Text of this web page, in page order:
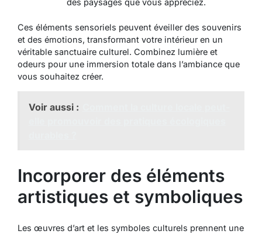
des paysages que vous appréciez.
Ces éléments sensoriels peuvent éveiller des souvenirs
et des émotions, transformant votre intérieur en un
véritable sanctuaire culturel. Combinez lumière et
odeurs pour une immersion totale dans l’ambiance que
vous souhaitez créer.
Voir aussi :
Incorporer des éléments
artistiques et symboliques
Les œuvres d’art et les symboles culturels prennent une